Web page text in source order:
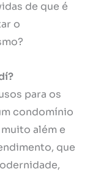
de que é
o
para os
condomínio
além e
que